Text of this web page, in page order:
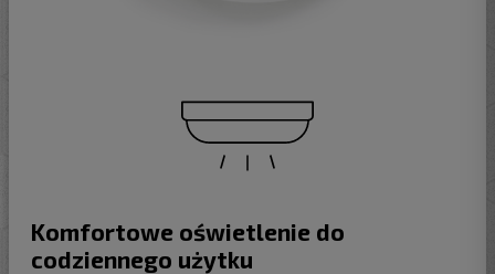
Komfortowe oświetlenie do
codziennego użytku